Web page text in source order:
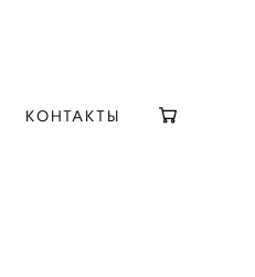
КОНТАКТЫ